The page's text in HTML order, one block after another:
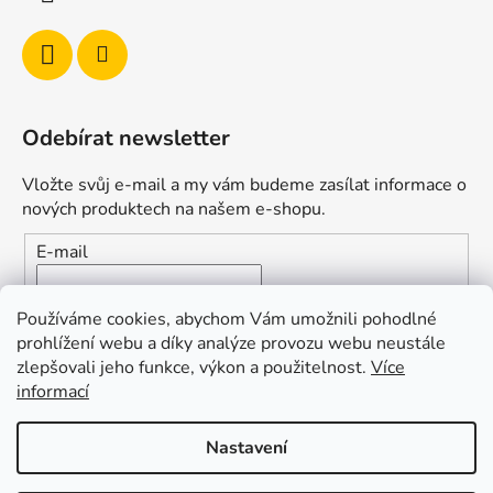
Používáme cookies, abychom Vám umožnili pohodlné
prohlížení webu a díky analýze provozu webu neustále
zlepšovali jeho funkce, výkon a použitelnost. Více
informací
Nastavení
Odebírat newsletter
Vložte svůj e-mail a my vám budeme zasílat informace o
nových produktech na našem e-shopu.
E-mail
Vložením e-mailu souhlasíte s
podmínkami ochrany
osobních údajů
PŘIHLÁSIT SE